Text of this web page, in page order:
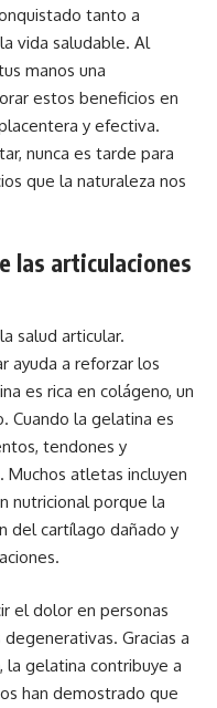
tanto a
vida saludable. Al
manos una
estos beneficios en
y efectiva.
nunca es tarde para
que la naturaleza nos
las articulaciones
salud articular.
ayuda a reforzar los
es rica en colágeno, un
Cuando la gelatina es
tendones y
Muchos atletas incluyen
nutricional porque la
del cartílago dañado y
el dolor en personas
Gracias a
la gelatina contribuye a
han demostrado que